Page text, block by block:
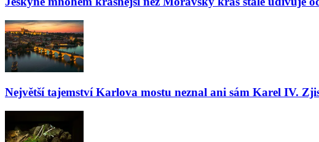
Největší tajemství Karlova mostu neznal ani sám Karel IV.